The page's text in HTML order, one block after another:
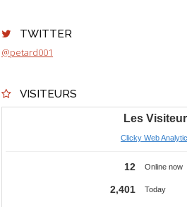
TWITTER
@petard001
VISITEURS